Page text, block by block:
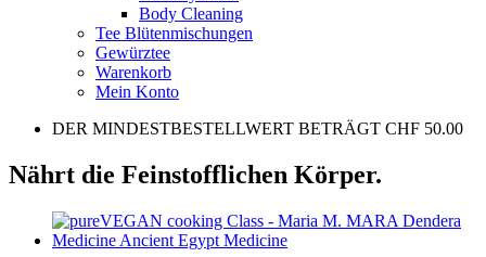
Body Cleaning
Tee Blütenmischungen
Gewürztee
Warenkorb
Mein Konto
DER MINDESTBESTELLWERT BETRÄGT CHF 50.00
Nährt die Feinstofflichen Körper.